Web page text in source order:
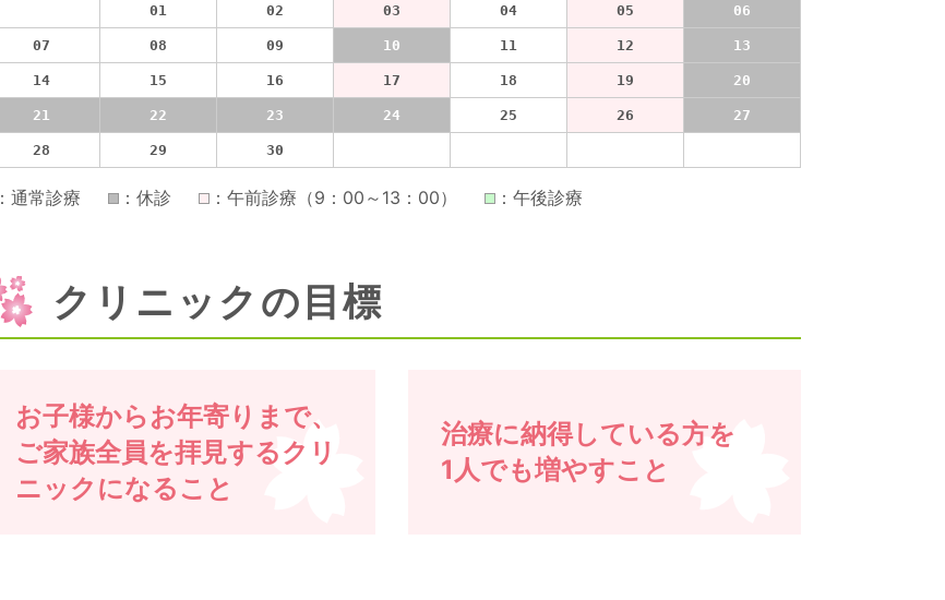
01 02 03 04 05 06
07 08 09 10 11 12 13
14 15 16 17 18 19 20
21 22 23 24 25 26 27
28 29 30
：通常診療 ：休診 ：午前診療（9：00～13：00） ：午後診療
クリニックの目標
お子様からお年寄りまで、
ご家族全員を拝見するクリ
ニックになること
治療に納得している方を
1人でも増やすこと